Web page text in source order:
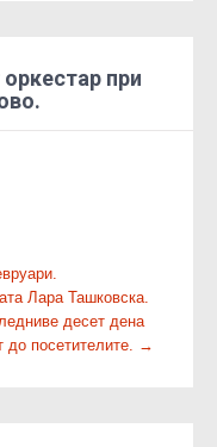
при
Лара Ташковска.
десет дена
до посетителите. →